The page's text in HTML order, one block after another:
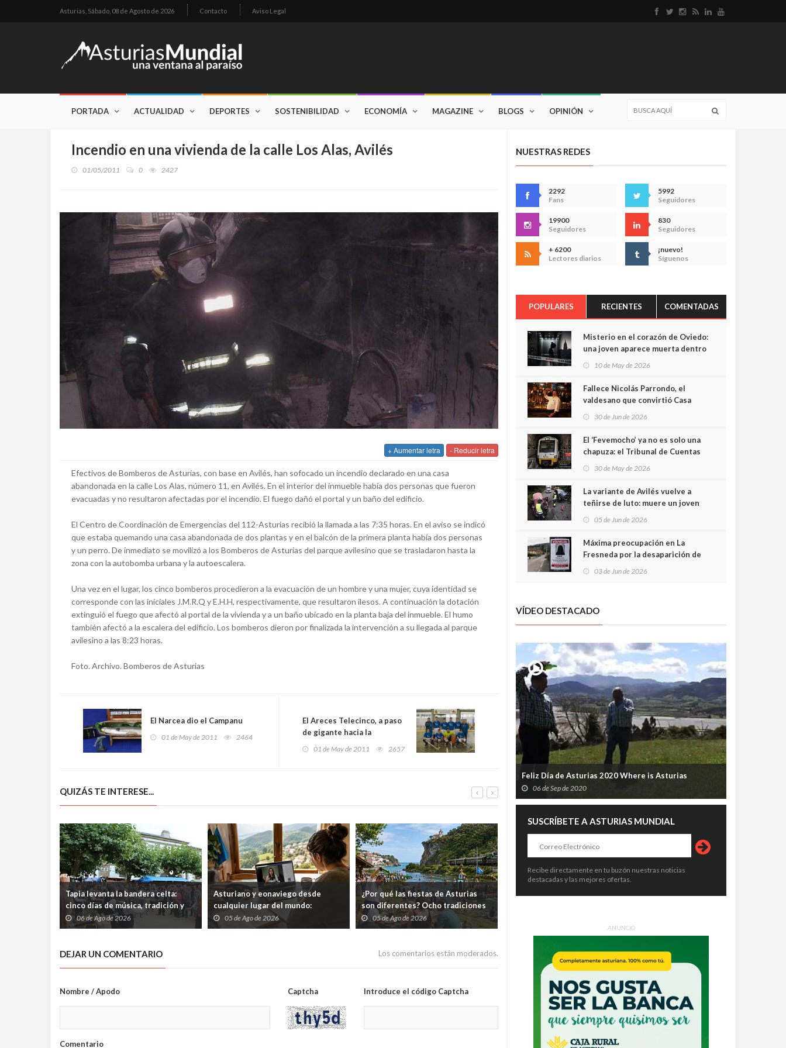
Asturias, Sábado, 08 de Agosto de 2026 Contacto Aviso Legal
PORTADA ACTUALIDAD DEPORTES SOSTENIBILIDAD ECONOMÍA MAGAZINE BLOGS OPINIÓN
Incendio en una vivienda de la calle Los Alas, Avilés
01/05/2011 0 2427
+ Aumentar letra - Reducir letra
Efectivos de Bomberos de Asturias, con base en Avilés, han sofocado un incendio declarado en una casa
abandonada en la calle Los Alas, número 11, en Avilés. En el interior del inmueble había dos personas que fueron
evacuadas y no resultaron afectadas por el incendio. El fuego dañó el portal y un baño del edificio.
El Centro de Coordinación de Emergencias del 112-Asturias recibió la llamada a las 7:35 horas. En el aviso se indicó
que estaba quemando una casa abandonada de dos plantas y en el balcón de la primera planta había dos personas
y un perro. De inmediato se movilizó a los Bomberos de Asturias del parque avilesino que se trasladaron hasta la
zona con la autobomba urbana y la autoescalera.
Una vez en el lugar, los cinco bomberos procedieron a la evacuación de un hombre y una mujer, cuya identidad se
corresponde con las iniciales J.M.R.Q y E.H.H, respectivamente, que resultaron ilesos. A continuación la dotación
extinguió el fuego que afectó al portal de la vivienda y a un baño ubicado en la planta baja del inmueble. El humo
también afectó a la escalera del edificio. Los bomberos dieron por finalizada la intervención a su llegada al parque
avilesino a las 8:23 horas.
Foto. Archivo. Bomberos de Asturias
El Narcea dio el Campanu
01 de May de 2011 2464
El Areces Telecinco, a paso
de gigante hacia la
permanencia
01 de May de 2011 2657
QUIZÁS TE INTERESE...
Tapia levanta la bandera celta:
cinco días de música, tradición y
cultura atlántica frente al
Cantábrico
06 de Ago de 2026
Asturiano y eonaviego desde
cualquier lugar del mundo:
abiertos tres cursos gratuitos por
internet
05 de Ago de 2026
¿Por qué las fiestas de Asturias
son diferentes? Ocho tradiciones
que convierten agosto en una
folixa continua
05 de Ago de 2026
El Sella entra en su semana grande:
Pravia se prepara para temblar: el
DEJAR UN COMENTARIO Los comentarios están moderados.
Nombre / Apodo Captcha Introduce el código Captcha
Comentario
NUESTRAS REDES
2292
Fans
5992
Seguidores
19900
Seguidores
830
Seguidores
+ 6200
Lectores diarios
¡nuevo!
Síguenos
POPULARES RECIENTES COMENTADAS
Misterio en el corazón de Oviedo:
una joven aparece muerta dentro
cámaras captan sus últimos
minutos
10 de May de 2026
Fallece Nicolás Parrondo, el
valdesano que convirtió Casa
30 de Jun de 2026
El ‘Fevemocho’ ya no es solo una
chapuza: el Tribunal de Cuentas
sobrecoste de los trenes que no
cabían por los túneles
30 de May de 2026
La variante de Avilés vuelve a
teñirse de luto: muere un joven
05 de Jun de 2026
Máxima preocupación en La
Fresneda por la desaparición de
03 de Jun de 2026
VÍDEO DESTACADO
Feliz Día de Asturias 2020 Where is Asturias
06 de Sep de 2020
SUSCRÍBETE A ASTURIAS MUNDIAL
Recibe directamente en tu buzón nuestras noticias
destacadas y las mejores ofertas.
ANUNCIO